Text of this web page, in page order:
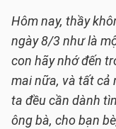
Hôm nay, thầy
ngày 8/3 như là
con hãy nhớ đến
mai nữa, và tất cả
ta đều cần dành
ông bà, cho bạn